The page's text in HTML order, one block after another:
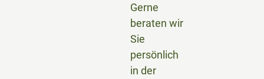
Gerne
beraten wir
Sie
persönlich
in der